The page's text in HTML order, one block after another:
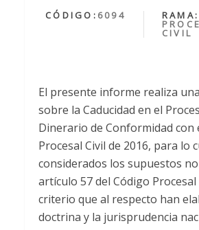
CÓDIGO: 6094 RAMA:
CIVIL
El presente informe realiza
sobre la Caducidad en el
Dinerario de Conformidad con
Procesal Civil de 2016, para lo
considerados los supuestos
artículo 57 del Código Procesal
criterio que al respecto han
doctrina y la jurisprudencia